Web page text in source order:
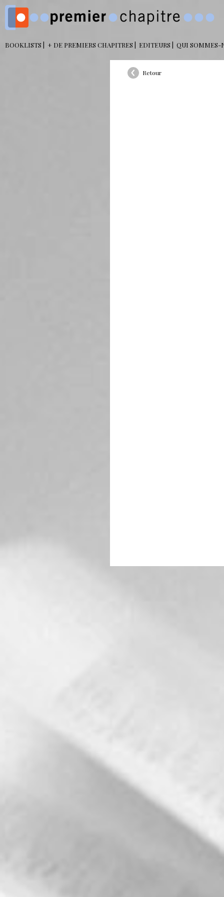
BOOKLISTS + DE PREMIERS CHAPITRES EDITEURS QUI SOMMES-
Retour